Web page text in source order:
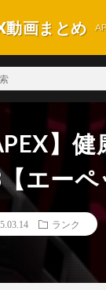
動画まとめ
】
エー
ランク